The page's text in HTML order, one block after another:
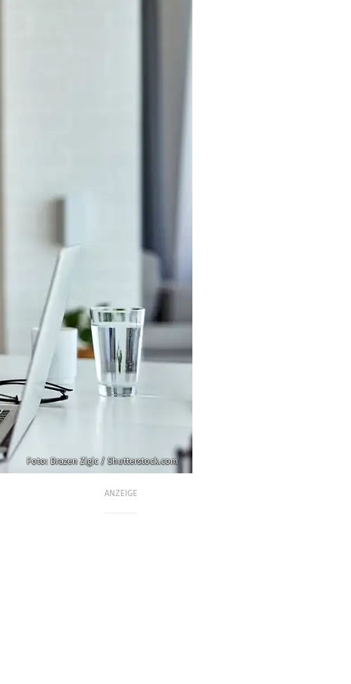
Foto: Drazen Zigic / Shutterstock.com
ANZEIGE